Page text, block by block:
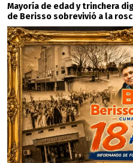
Mayoría de edad y trinchera
de Berisso sobrevivió a la